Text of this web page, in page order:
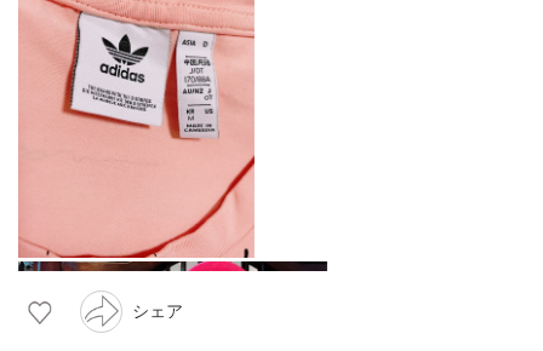
シェア